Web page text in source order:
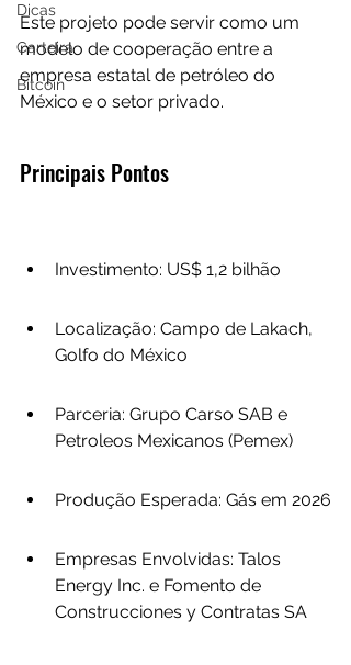
Dicas
Carteira
Bitcoin
Este projeto pode servir como um
modelo de cooperação entre a
empresa estatal de petróleo do
México e o setor privado.
Principais Pontos
Investimento: US$ 1,2 bilhão
Localização: Campo de Lakach,
Golfo do México
Parceria: Grupo Carso SAB e
Petroleos Mexicanos (Pemex)
Produção Esperada: Gás em 2026
Empresas Envolvidas: Talos
Energy Inc. e Fomento de
Construcciones y Contratas SA